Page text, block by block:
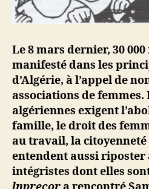
Le 8 mars dernier, 30
manifesté dans les
d’Algérie, à l’appel de
associations de femmes.
algériennes exigent
famille, le droit des
au travail, la
entendent aussi riposter
intégristes dont elles